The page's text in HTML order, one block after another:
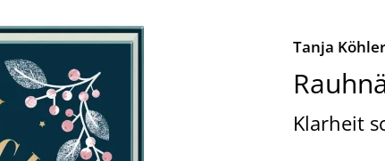
Tanja Köhler
Klarheit